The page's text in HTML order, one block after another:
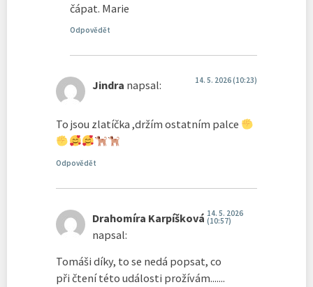
čápat. Marie
Odpovědět
Jindra napsal: 14. 5. 2026 (10:23)
To jsou zlatíčka ,držím ostatním palce
Odpovědět
Drahomíra Karpíšková
napsal:
14. 5. 2026
(10:57)
Tomáši díky, to se nedá popsat, co
při čtení této události prožívám.......